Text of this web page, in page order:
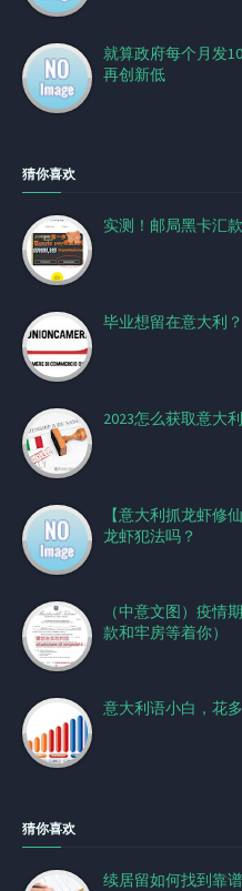
就算政府每个月发
再创新低
猜你喜欢
实测！邮局黑卡汇
毕业想留在意大利
2023怎么获取意大
【意大利抓龙虾修
龙虾犯法吗？
（中意文图）疫情
款和牢房等着你）
意大利语小白，花
猜你喜欢
续居留如何找到靠